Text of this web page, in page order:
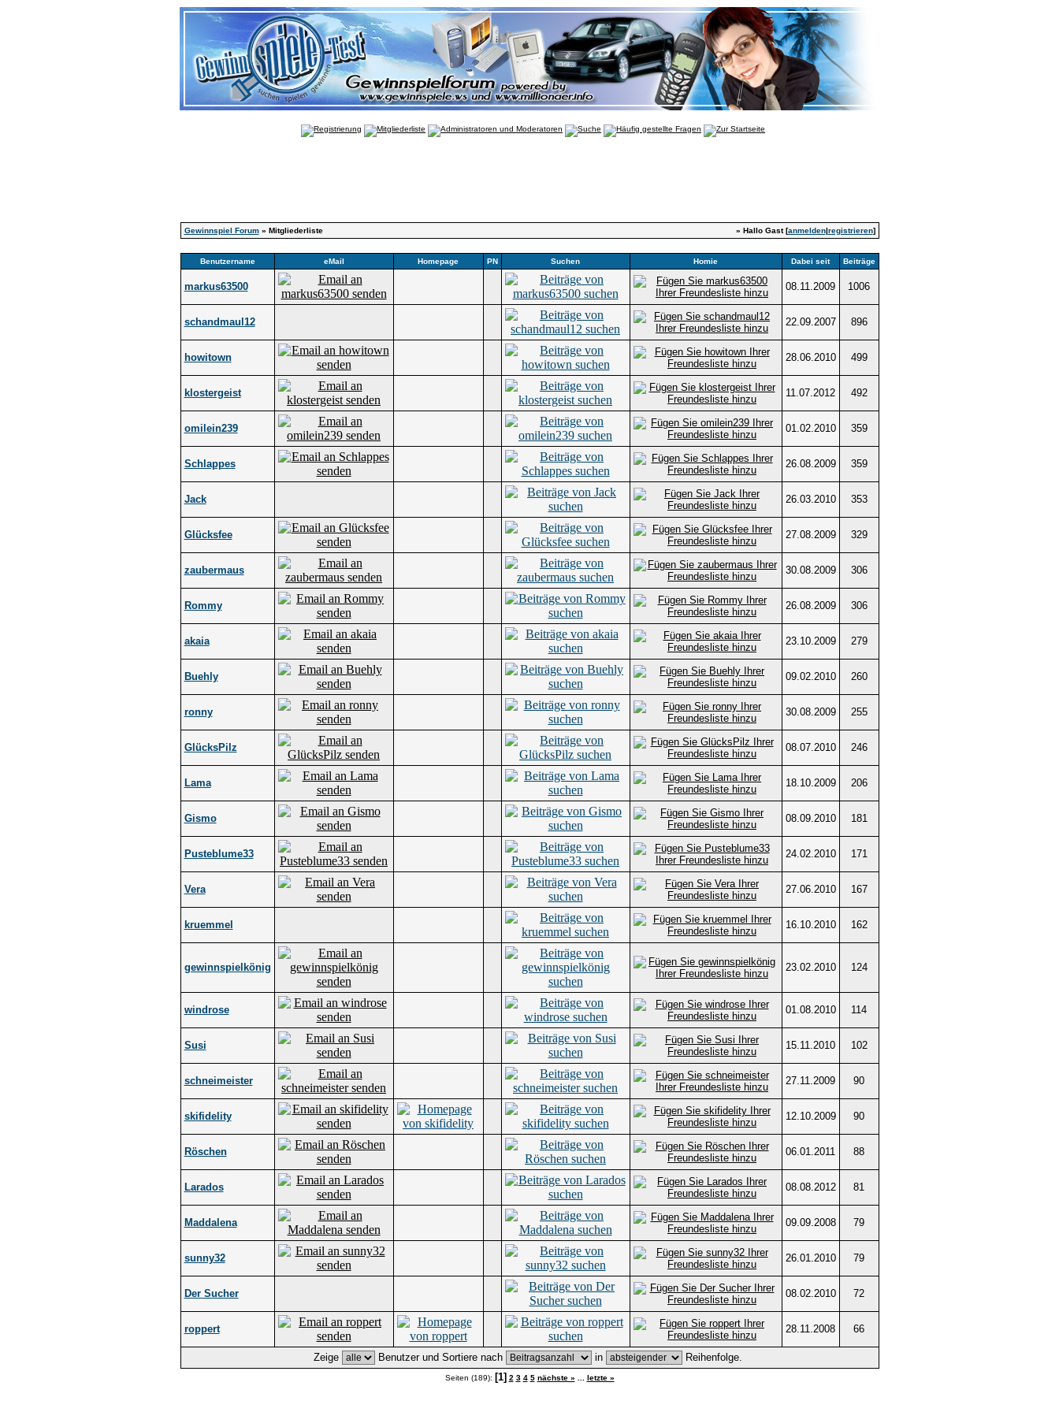
Gewinnspiel Forum» Mitgliederliste » Hallo Gast [anmelden|registrieren]
Benutzername eMail Homepage PN Suchen Homie Dabei seit Beiträge
markus63500 08.11.2009 1006
schandmaul12 22.09.2007 896
howitown 28.06.2010 499
klostergeist 11.07.2012 492
omilein239 01.02.2010 359
Schlappes 26.08.2009 359
Jack 26.03.2010 353
Glücksfee 27.08.2009 329
zaubermaus 30.08.2009 306
Rommy 26.08.2009 306
akaia 23.10.2009 279
Buehly 09.02.2010 260
ronny 30.08.2009 255
GlücksPilz 08.07.2010 246
Lama 18.10.2009 206
Gismo 08.09.2010 181
Pusteblume33 24.02.2010 171
Vera 27.06.2010 167
kruemmel 16.10.2010 162
gewinnspielkönig 23.02.2010 124
windrose 01.08.2010 114
Susi 15.11.2010 102
schneimeister 27.11.2009 90
skifidelity 12.10.2009 90
Röschen 06.01.2011 88
Larados 08.08.2012 81
Maddalena 09.09.2008 79
sunny32 26.01.2010 79
Der Sucher 08.02.2010 72
roppert 28.11.2008 66
Zeige Benutzer und Sortiere nach in Reihenfolge.
Seiten (189): [1] 2 3 4 5 nächste » letzte »